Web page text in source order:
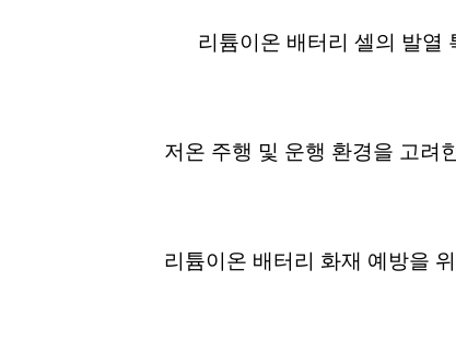
리튬이온 배터리 셀의 발열
저온 주행 및 운행 환경을 고려
리튬이온 배터리 화재 예방을